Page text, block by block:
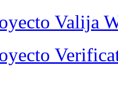
Valija